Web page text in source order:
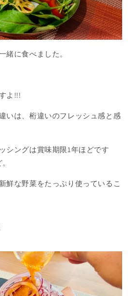
緒に食べました。
よ!!!
いは、桁違いのフレッシュ感と感
シングは賞味期限1年ほどです
鮮な野菜をたっぷり使っているこ